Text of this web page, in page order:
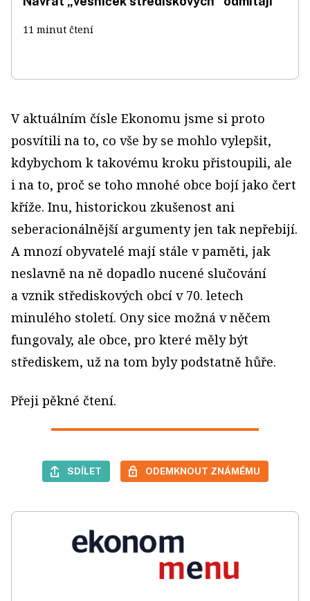
11 minut čtení
V aktuálním čísle Ekonomu jsme si proto
posvítili na to, co vše by se mohlo vylepšit,
kdybychom k takovému kroku přistoupili, ale
i na to, proč se toho mnohé obce bojí jako čert
kříže. Inu, historickou zkušenost ani
seberacionálnější argumenty jen tak nepřebijí.
A mnozí obyvatelé mají stále v paměti, jak
neslavně na ně dopadlo nucené slučování
a vznik střediskových obcí v 70. letech
minulého století. Ony sice možná v něčem
fungovaly, ale obce, pro které měly být
střediskem, už na tom byly podstatně hůře.
Přeji pěkné čtení.
SDÍLET ODEMKNOUT ZNÁMÉMU